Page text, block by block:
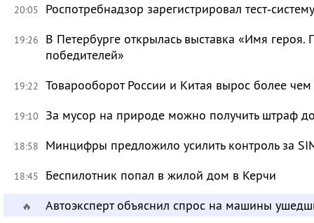
20:05 Роспотребнадзор зарегистрировал
19:26
В Петербурге открылась выставка «Имя героя.
победителей»
19:22 Товарооборот России и Китая вырос более чем
19:10 За мусор на природе можно получить штраф
18:58 Минцифры предложило усилить контроль за
18:45 Беспилотник попал в жилой дом в Керчи
🔥 Автоэксперт объяснил спрос на машины